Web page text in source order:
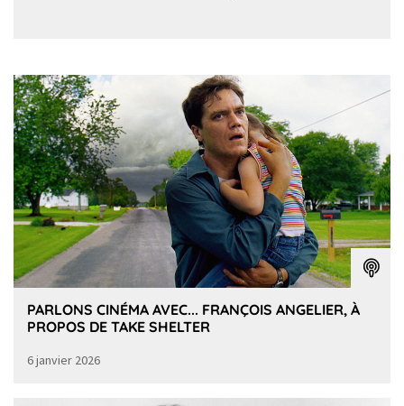
PARLONS CINÉMA AVEC... FRANÇOIS ANGELIER, À
PROPOS DE TAKE SHELTER
6 janvier 2026